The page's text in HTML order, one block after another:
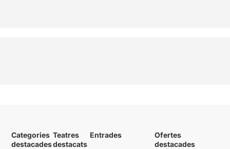
Categories
destacades
Teatres
destacats
Entrades
Ofertes
destacades